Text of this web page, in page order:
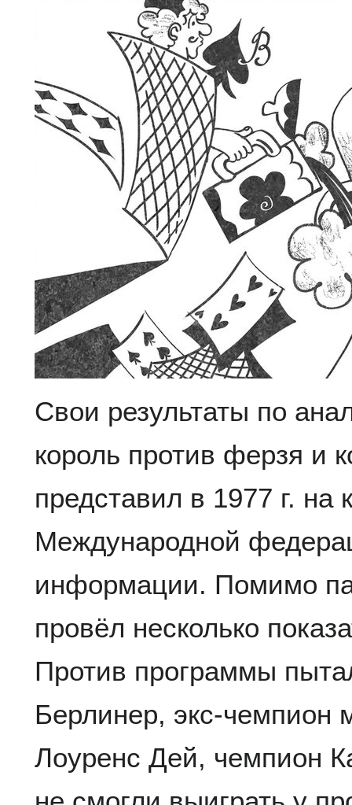
Свои результаты по
король против ферзя и
представил в 1977 г. на
Международной
информации. Помимо
провёл несколько
Против программы
Берлинер, экс-чемпион
Лоуренс Дей, чемпион